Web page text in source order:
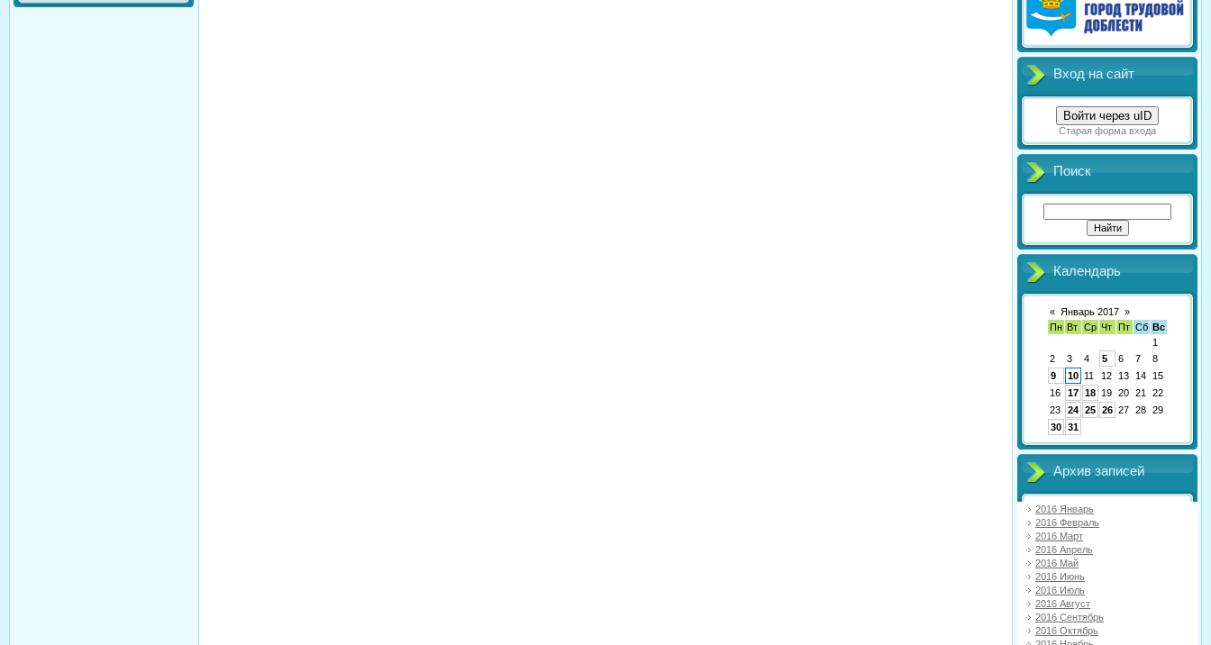
Вход на сайт
Войти через uID
Старая форма входа
Поиск
Календарь
« Январь 2017 »
Пн Вт Ср Чт Пт Сб Вс
1
2
3 4 5 6 7
8
9
10 11 12 13 14
15
16
17 18 19 20 21
22
23
24 25 26 27 28 29
30 31
Архив записей
2016 Январь
2016 Февраль
2016 Март
2016 Апрель
2016 Май
2016 Июнь
2016 Июль
2016 Август
2016 Сентябрь
2016 Октябрь